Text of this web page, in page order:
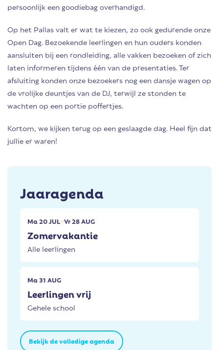
persoonlijk een goodiebag overhandigd.
Op het Pallas valt er wat te kiezen, zo ook gedurende onze
Open Dag. Bezoekende leerlingen en hun ouders konden
aansluiten bij een rondleiding, alle vakken bezoeken of zich
laten informeren tijdens één van de presentaties. Ter
afsluiting konden onze bezoekers nog een dansje wagen op
de vrolijke deuntjes van de DJ, terwijl ze stonden te
wachten op een portie poffertjes.
Kortom, we kijken terug op een geslaagde dag. Heel fijn dat
jullie er waren!
Jaaragenda
Ma20JUL Vr28AUG
Zomervakantie
Alle leerlingen
Ma31AUG
Leerlingen vrij
Gehele school
Bekijk de volledige agenda